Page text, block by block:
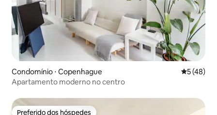
Condomínio ⋅ Copenhague 5 de uma
5 (48)
Apartamento moderno no centro
Preferido dos hóspedes